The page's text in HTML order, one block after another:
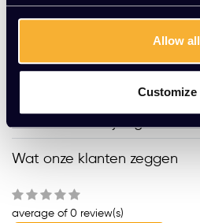
Allow all
Customize
Vrijblijvende offerte
Meer dan 20 jaar ervaring
Wat onze klanten zeggen
average of 0 review(s)